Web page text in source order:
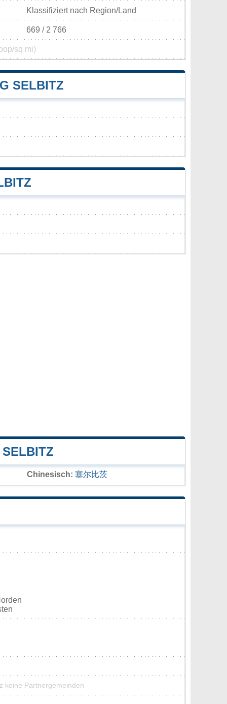
Klassifiziert nach Region/Land
669 / 2 766
sq mi)
SELBITZ
SELBITZ
Chinesisch: 塞尔比茨
keine Partnergemeinden